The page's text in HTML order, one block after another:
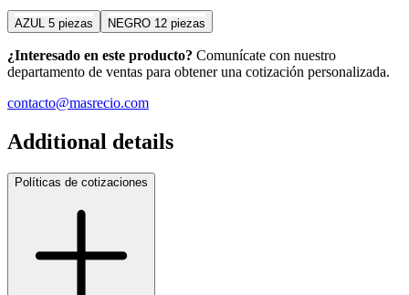
AZUL 5 piezas NEGRO 12 piezas
¿Interesado en este producto? Comunícate con nuestro
departamento de ventas para obtener una cotización personalizada.
contacto@masrecio.com
Additional details
Políticas de cotizaciones